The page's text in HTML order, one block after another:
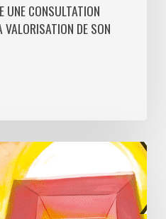
UNE CONSULTATION
VALORISATION DE SON